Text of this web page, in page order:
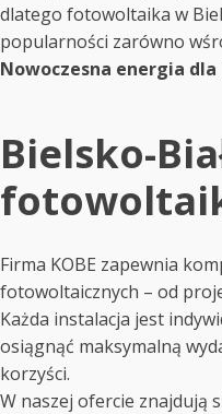
dlatego fotowoltaika w
popularności zarówno
Nowoczesna energia
Bielsko-
Firma KOBE zapewnia
fotowoltaicznych – od
Każda instalacja jest
osiągnąć maksymalną
korzyści.
W naszej ofercie znajdują